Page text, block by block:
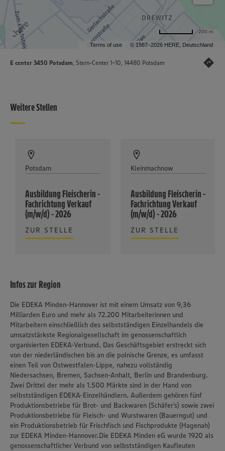
Terms of use © 1987–2026 HERE, Deutschland
200 m
E center 3450 Potsdam , Stern-Center 1-10, 14480 Potsdam
Weitere Stellen
Potsdam
Ausbildung Fleischerin -
Fachrichtung Verkauf
(m/w/d) - 2026
ZUR STELLE
Kleinmachnow
Ausbildung Fleischerin -
Fachrichtung Verkauf
(m/w/d) - 2026
ZUR STELLE
Infos zur Region
Die EDEKA Minden-Hannover ist mit einem Umsatz von 9,36
Milliarden Euro und mehr als 72.200 Mitarbeiterinnen und
Mitarbeitern einschließlich des selbstständigen Einzelhandels die
umsatzstärkste Regionalgesellschaft im genossenschaftlich
organisierten EDEKA-Verbund. Das Geschäftsgebiet erstreckt sich
von der niederländischen bis an die polnische Grenze, es umfasst
einen Teil von Ostwestfalen-Lippe, nahezu vollständig
Niedersachsen, Bremen, Sachsen-Anhalt, Berlin und Brandenburg.
Zwei Drittel der mehr als 1.500 Märkte sind in der Hand von
selbstständigen EDEKA-Einzelhändlern. Außerdem gehören fünf
Produktionsbetriebe für Brot- und Backwaren (Schäfer’s) sowie zwei
Produktionsbetriebe für Fleisch- und Wurstwaren (Bauerngut) und
ein Produktionsbetrieb für Frischfisch und Fischprodukte (Hagenah)
zur EDEKA Minden-Hannover.Die EDEKA Minden eG wurde 1920 als
genossenschaftlicher Verbund von selbstständigen Kaufleuten